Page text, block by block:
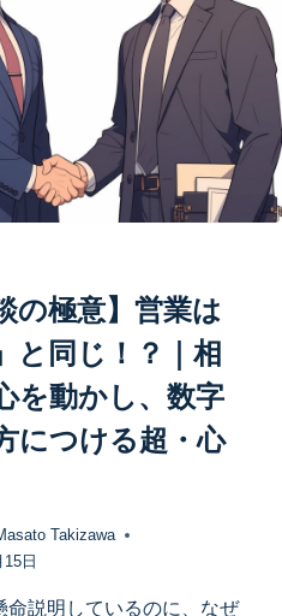
の極意】営業は
と同じ！？｜相
を動かし、数字
につける超・心
Takizawa
日
命説明しているのに、なぜ